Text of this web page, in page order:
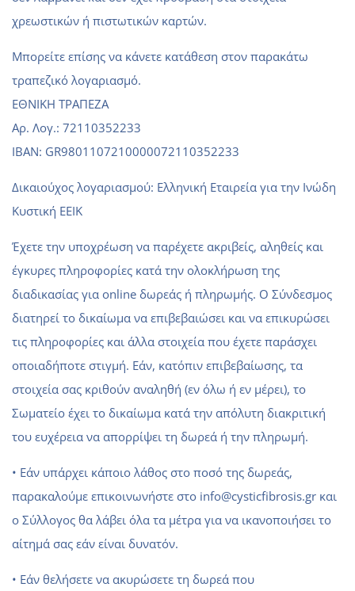
χρεωστικών ή πιστωτικών καρτών.
Μπορείτε επίσης να κάνετε κατάθεση στον παρακάτω
τραπεζικό λογαριασμό.
ΕΘΝΙΚΗ ΤΡΑΠΕΖΑ
Αρ. Λογ.: 72110352233
ΙΒΑΝ: GR9801107210000072110352233
Δικαιούχος λογαριασμού: Ελληνική Εταιρεία για την Ινώδη
Κυστική EEIK
Έχετε την υποχρέωση να παρέχετε ακριβείς, αληθείς και
έγκυρες πληροφορίες κατά την ολοκλήρωση της
διαδικασίας για online δωρεάς ή πληρωμής. O Σύνδεσμος
διατηρεί το δικαίωμα να επιβεβαιώσει και να επικυρώσει
τις πληροφορίες και άλλα στοιχεία που έχετε παράσχει
οποιαδήποτε στιγμή. Εάν, κατόπιν επιβεβαίωσης, τα
στοιχεία σας κριθούν αναληθή (εν όλω ή εν μέρει), το
Σωματείο έχει το δικαίωμα κατά την απόλυτη διακριτική
του ευχέρεια να απορρίψει τη δωρεά ή την πληρωμή.
• Εάν υπάρχει κάποιο λάθος στο ποσό της δωρεάς,
παρακαλούμε επικοινωνήστε στο info@cysticfibrosis.gr και
ο Σύλλογος θα λάβει όλα τα μέτρα για να ικανοποιήσει το
αίτημά σας εάν είναι δυνατόν.
• Εάν θελήσετε να ακυρώσετε τη δωρεά που